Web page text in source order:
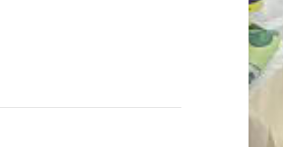
facebook